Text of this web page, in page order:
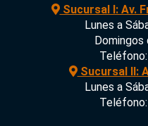
Sucursal I: Av.
Lunes a
Domingos
Teléfono:
Sucursal II:
Lunes a
Teléfono: